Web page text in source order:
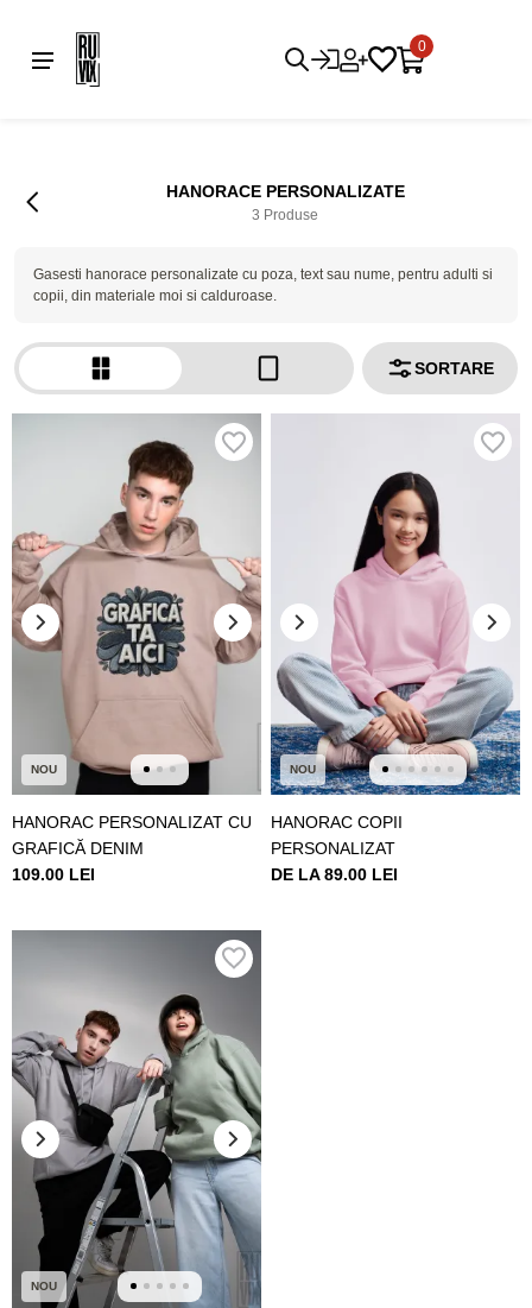
0
HANORACE PERSONALIZATE
3 Produse
Gasesti hanorace personalizate cu poza, text sau nume, pentru adulti si
copii, din materiale moi si calduroase.
SORTARE
NOU
HANORAC PERSONALIZAT CU
GRAFICĂ DENIM
109.00 LEI
NOU
HANORAC COPII
PERSONALIZAT
DE LA 89.00 LEI
NOU